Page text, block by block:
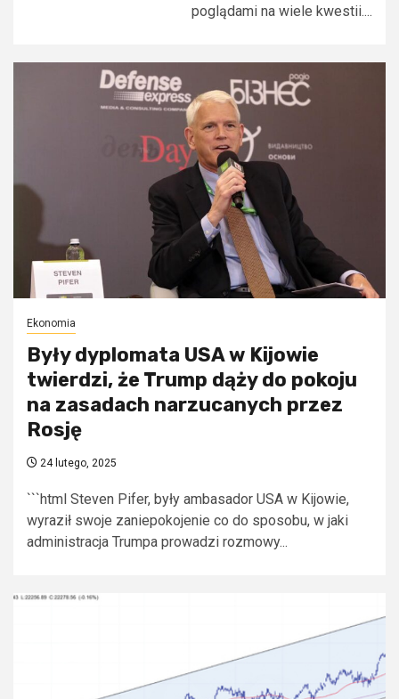
poglądami na wiele kwestii....
Ekonomia
Były dyplomata USA w Kijowie
twierdzi, że Trump dąży do pokoju
na zasadach narzucanych przez
Rosję
24 lutego, 2025
```html Steven Pifer, były ambasador USA w Kijowie,
wyraził swoje zaniepokojenie co do sposobu, w jaki
administracja Trumpa prowadzi rozmowy...